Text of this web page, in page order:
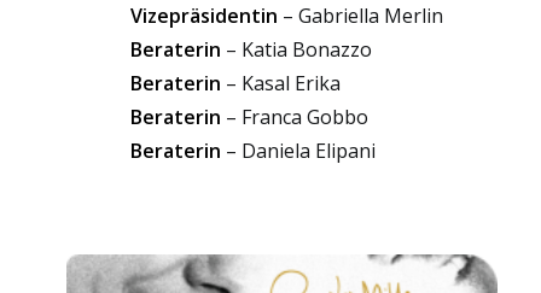
Vizepräsidentin – Gabriella Merlin
Beraterin – Katia Bonazzo
Beraterin – Kasal Erika
Beraterin – Franca Gobbo
Beraterin – Daniela Elipani